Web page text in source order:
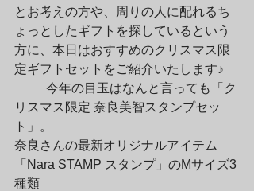
とお考えの方や、周りの人に配れるち
ょっとしたギフトを探しているという
方に、本日はおすすめのクリスマス限
定ギフトセットをご紹介いたします♪
リスマス限定 奈良美智スタンプセッ
ト」。
奈良さんの最新オリジナルアイテム
「Nara STAMP スタンプ」のMサイズ3
種類